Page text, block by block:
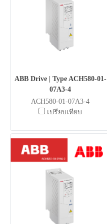
ABB Drive | Type ACH580-01-
07A3-4
ACH580-01-07A3-4
เปรียบเทียบ